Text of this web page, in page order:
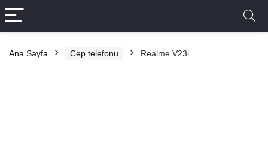
Ana Sayfa Cep telefonu Realme V23i